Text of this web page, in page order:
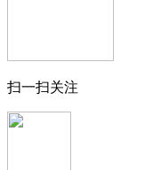
扫一扫关注